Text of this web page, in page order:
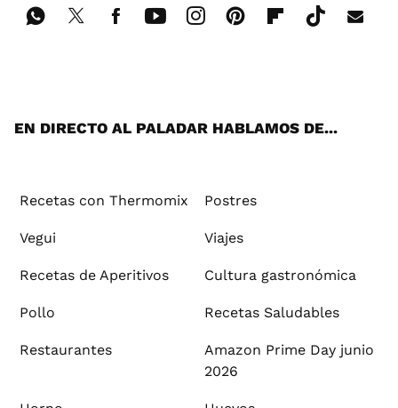
EN DIRECTO AL PALADAR HABLAMOS DE...
Recetas con Thermomix Postres
Vegui Viajes
Recetas de Aperitivos Cultura gastronómica
Pollo Recetas Saludables
Restaurantes
Amazon Prime Day junio
2026